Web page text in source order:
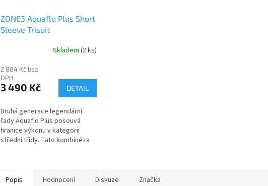
ZONE3 Aquaflo Plus Short
Sleeve Trisuit
Skladem (2 ks)
2 884 Kč bez
DPH
3 490 Kč DETAIL
Druhá generace legendární
řady Aquaflo Plus posouvá
hranice výkonu v kategorii
střední třídy. Tato kombinéza
Popis Hodnocení Diskuze Značka